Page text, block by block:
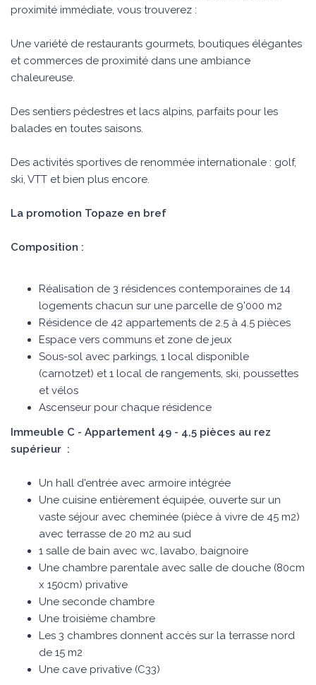
proximité immédiate, vous trouverez :
Une variété de restaurants gourmets, boutiques élégantes
et commerces de proximité dans une ambiance
chaleureuse.
Des sentiers pédestres et lacs alpins, parfaits pour les
balades en toutes saisons.
Des activités sportives de renommée internationale : golf,
ski, VTT et bien plus encore.
La promotion Topaze en bref
Composition :
Réalisation de 3 résidences contemporaines de 14
logements chacun sur une parcelle de 9'000 m2
Résidence de 42 appartements de 2.5 à 4.5 pièces
Espace vers communs et zone de jeux
Sous-sol avec parkings, 1 local disponible
(carnotzet) et 1 local de rangements, ski, poussettes
et vélos
Ascenseur pour chaque résidence
Immeuble C - Appartement 49 - 4,5 pièces au rez
supérieur :
Un hall d'entrée avec armoire intégrée
Une cuisine entièrement équipée, ouverte sur un
vaste séjour avec cheminée (pièce à vivre de 45 m2)
avec terrasse de 20 m2 au sud
1 salle de bain avec wc, lavabo, baignoire
Une chambre parentale avec salle de douche (80cm
x 150cm) privative
Une seconde chambre
Une troisième chambre
Les 3 chambres donnent accès sur la terrasse nord
de 15 m2
Une cave privative (C33)